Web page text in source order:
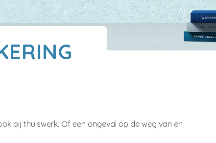
bij thuiswerk. Of een ongeval op de weg van en